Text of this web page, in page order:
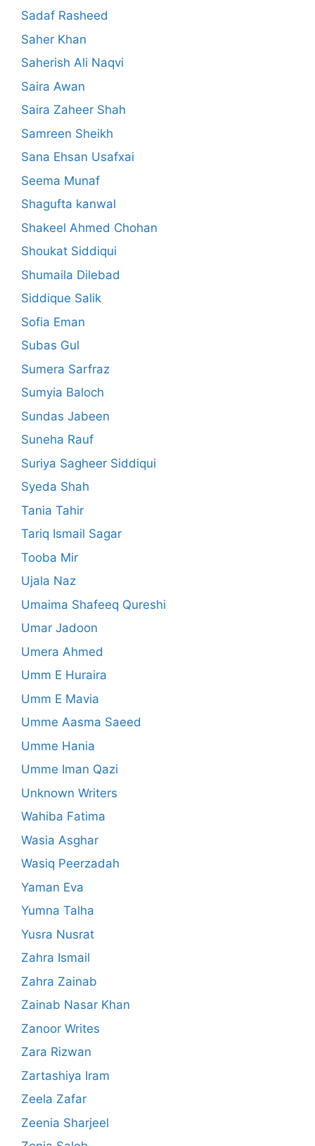
Sadaf Rasheed
Saher Khan
Saherish Ali Naqvi
Saira Awan
Saira Zaheer Shah
Samreen Sheikh
Sana Ehsan Usafxai
Seema Munaf
Shagufta kanwal
Shakeel Ahmed Chohan
Shoukat Siddiqui
Shumaila Dilebad
Siddique Salik
Sofia Eman
Subas Gul
Sumera Sarfraz
Sumyia Baloch
Sundas Jabeen
Suneha Rauf
Suriya Sagheer Siddiqui
Syeda Shah
Tania Tahir
Tariq Ismail Sagar
Tooba Mir
Ujala Naz
Umaima Shafeeq Qureshi
Umar Jadoon
Umera Ahmed
Umm E Huraira
Umm E Mavia
Umme Aasma Saeed
Umme Hania
Umme Iman Qazi
Unknown Writers
Wahiba Fatima
Wasia Asghar
Wasiq Peerzadah
Yaman Eva
Yumna Talha
Yusra Nusrat
Zahra Ismail
Zahra Zainab
Zainab Nasar Khan
Zanoor Writes
Zara Rizwan
Zartashiya Iram
Zeela Zafar
Zeenia Sharjeel